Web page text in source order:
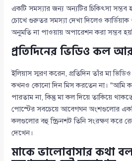
একটি সমস্যার জন্য অন্যটির চিকিৎসা সম্ভব
চোখে গুরুতর সমস্যা দেখা দিলেও
অনুমতি না পাওয়ায় অপারেশন করা সম্ভব
প্রতিদিনের ভিডিও কল
ইলিয়াস স্মরণ করেন, প্রতিদিন তাঁর মা
কখনও কোনো দিন মিস করতেন না। “আমি
পারতাম না, কিন্তু মা কল দিয়ে তাকিয়ে
পোস্টের সবচেয়ে আবেগঘন অংশগুলোর
কলগুলোর বহু স্ক্রিনশট তিনি সংরক্ষণ করে
দেখেন।
মাকে ভালোবাসার কথা